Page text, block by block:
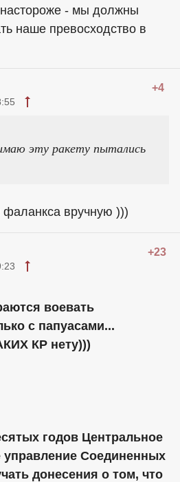
настороже - мы должны
наше превосходство в
+4
эту ракету пытались
вручную )))
+23
воевать
с папуасами...
КР нету)))
годов Центральное
управление Соединенных
донесения о том, что